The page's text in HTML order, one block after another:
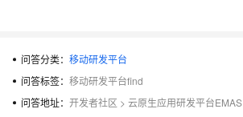
问答分类： 移动研发平台
问答标签： 移动研发平台find
问答地址： 开发者社区 > 云原生应用研发平台EMAS